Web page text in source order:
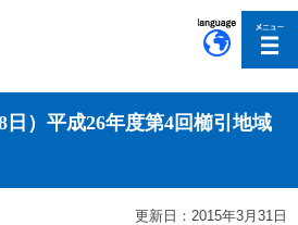
日）平成26年度第4回櫛引地域
更新日：2015年3月31日